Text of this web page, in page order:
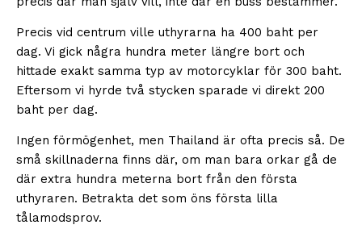
Precis vid centrum ville uthyrarna ha 400 baht per
dag. Vi gick några hundra meter längre bort och
hittade exakt samma typ av motorcyklar för 300 baht.
Eftersom vi hyrde två stycken sparade vi direkt 200
baht per dag.
Ingen förmögenhet, men Thailand är ofta precis så. De
små skillnaderna finns där, om man bara orkar gå de
där extra hundra meterna bort från den första
uthyraren. Betrakta det som öns första lilla
tålamodsprov.